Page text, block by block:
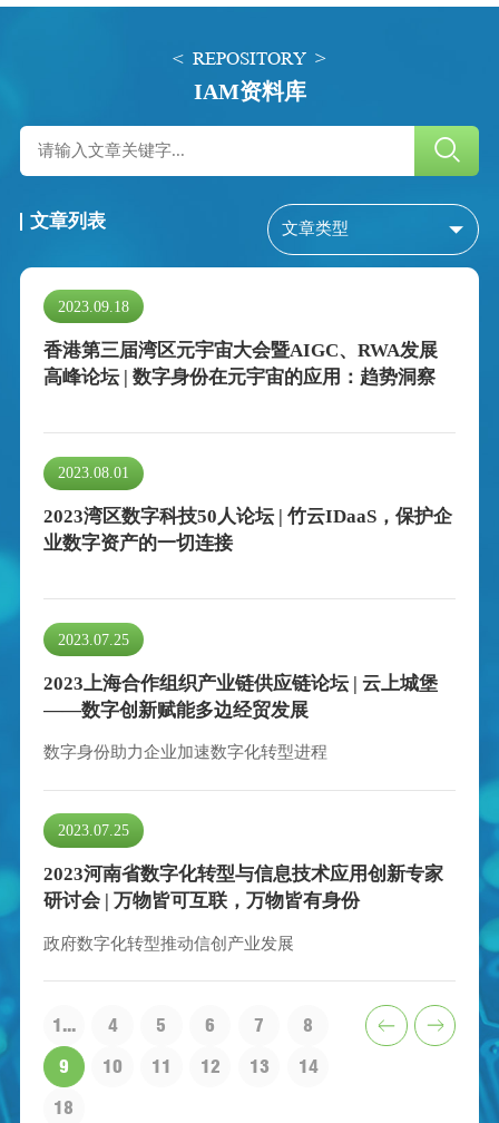
< REPOSITORY >
IAM资料库
文章列表
2023.09.18
香港第三届湾区元宇宙大会暨AIGC、RWA发展
高峰论坛 | 数字身份在元宇宙的应用：趋势洞察
2023.08.01
2023湾区数字科技50人论坛 | 竹云IDaaS，保护企
业数字资产的一切连接
2023.07.25
2023上海合作组织产业链供应链论坛 | 云上城堡
——数字创新赋能多边经贸发展
数字身份助力企业加速数字化转型进程
2023.07.25
2023河南省数字化转型与信息技术应用创新专家
研讨会 | 万物皆可互联，万物皆有身份
政府数字化转型推动信创产业发展
1... 4 5 6 7
8
9
10 11 12 13
14
18